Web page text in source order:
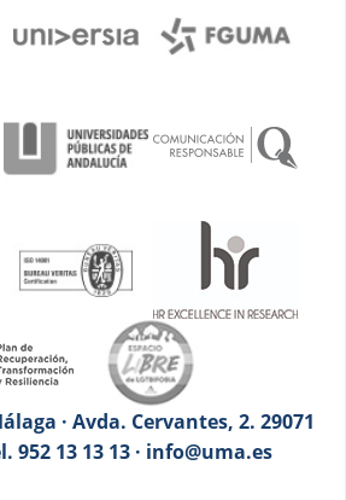
· Avda. Cervantes, 2. 29071
952 13 13 13 · info@uma.es